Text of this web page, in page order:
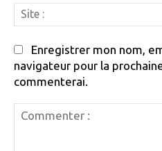
Enregistrer mon nom,
navigateur pour la
commenterai.